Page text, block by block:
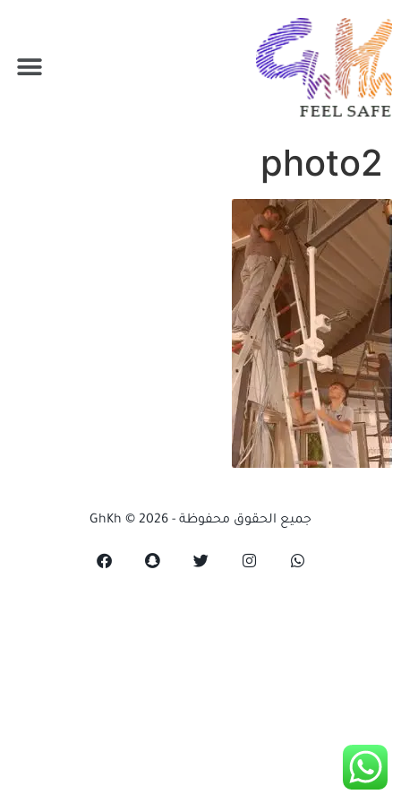
photo2
جميع الحقوق محفوظة - GhKh © 2026